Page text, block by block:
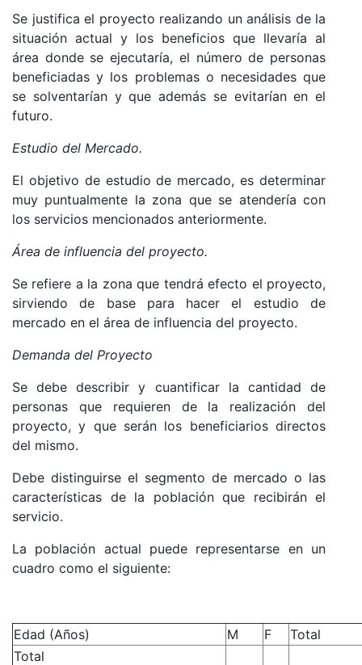
Se justifica el proyecto realizando un análisis de la
situación actual y los beneficios que llevaría al
área donde se ejecutaría, el número de personas
beneficiadas y los problemas o necesidades que
se solventarían y que además se evitarían en el
futuro.
Estudio del Mercado.
El objetivo de estudio de mercado, es determinar
muy puntualmente la zona que se atendería con
los servicios mencionados anteriormente.
Área de influencia del proyecto.
Se refiere a la zona que tendrá efecto el proyecto,
sirviendo de base para hacer el estudio de
mercado en el área de influencia del proyecto.
Demanda del Proyecto
Se debe describir y cuantificar la cantidad de
personas que requieren de la realización del
proyecto, y que serán los beneficiarios directos
del mismo.
Debe distinguirse el segmento de mercado o las
características de la población que recibirán el
servicio.
La población actual puede representarse en un
cuadro como el siguiente:
Edad (Años) M F
Total
Total